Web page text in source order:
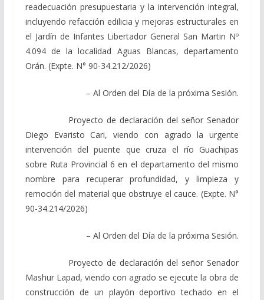
readecuación presupuestaria y la intervención integral,
incluyendo refacción edilicia y mejoras estructurales en
el Jardín de Infantes Libertador General San Martin Nº
4.094 de la localidad Aguas Blancas, departamento
Orán. (Expte. N° 90-34.212/2026)
– Al Orden del Día de la próxima Sesión.
Proyecto de declaración del señor Senador
Diego Evaristo Cari, viendo con agrado la urgente
intervención del puente que cruza el río Guachipas
sobre Ruta Provincial 6 en el departamento del mismo
nombre para recuperar profundidad, y limpieza y
remoción del material que obstruye el cauce. (Expte. N°
90-34.214/2026)
– Al Orden del Día de la próxima Sesión.
Proyecto de declaración del señor Senador
Mashur Lapad, viendo con agrado se ejecute la obra de
construcción de un playón deportivo techado en el